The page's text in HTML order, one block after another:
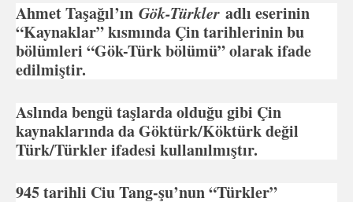
Ahmet Taşağıl’ın Gök-Türkler adlı eserinin
“Kaynaklar” kısmında Çin tarihlerinin bu
bölümleri “Gök-Türk bölümü” olarak ifade
edilmiştir.
Aslında bengü taşlarda olduğu gibi Çin
kaynaklarında da Göktürk/Köktürk değil
Türk/Türkler ifadesi kullanılmıştır.
945 tarihli Ciu Tang-şu’nun “Türkler”